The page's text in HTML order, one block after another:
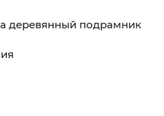
деревянный подрамник